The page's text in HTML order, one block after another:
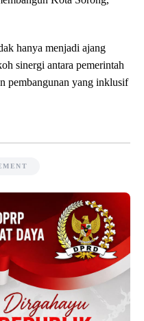
hanya menjadi ajang
sinergi antara pemerintah
pembangunan yang inklusif